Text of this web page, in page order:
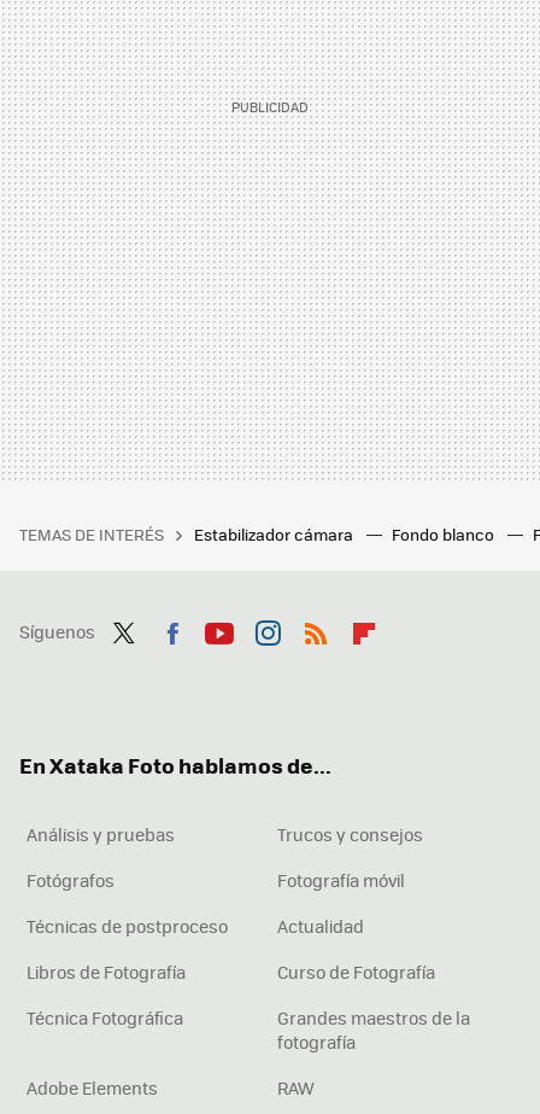
TEMAS DE INTERÉS Estabilizador cámara Fondo blanco
Síguenos
En Xataka Foto hablamos de...
Análisis y pruebas
Trucos y consejos
Fotógrafos
Fotografía móvil
Técnicas de postproceso
Actualidad
Libros de Fotografía
Curso de Fotografía
Técnica Fotográfica
Grandes maestros de la
fotografía
Adobe Elements
RAW